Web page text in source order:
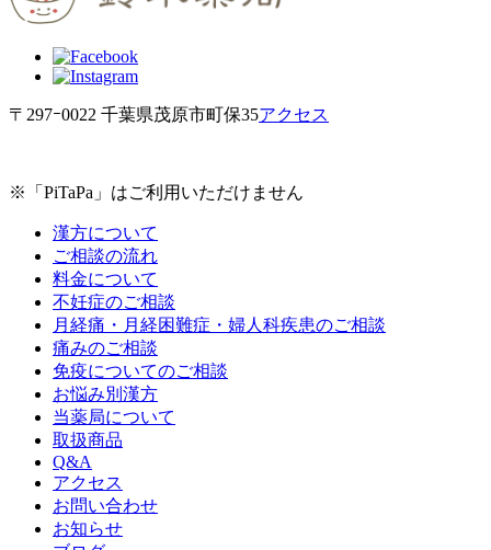
〒297ｰ0022 千葉県茂原市町保35アクセス
※「PiTaPa」はご利用いただけません
漢方について
ご相談の流れ
料金について
不妊症のご相談
月経痛・月経困難症・婦人科疾患のご相談
痛みのご相談
免疫についてのご相談
お悩み別漢方
当薬局について
取扱商品
Q&A
アクセス
お問い合わせ
お知らせ